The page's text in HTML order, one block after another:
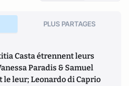
PLUS PARTAGES
Casta étrennent leurs
Paradis & Samuel
leur; Leonardo di Caprio